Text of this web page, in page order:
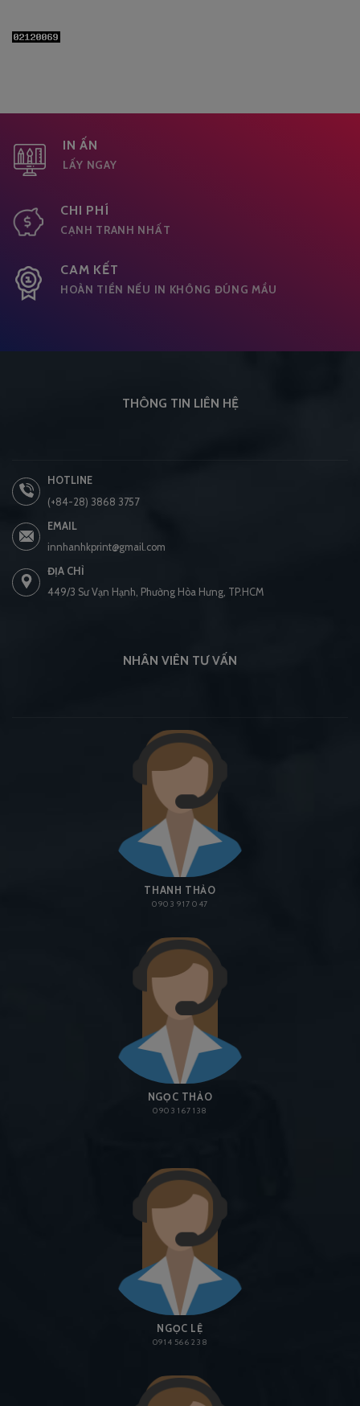
IN ẤN
LẤY NGAY
CHI PHÍ
CẠNH TRANH NHẤT
CAM KẾT
HOÀN TIỀN NẾU IN KHÔNG ĐÚNG MẦU
THÔNG TIN LIÊN HỆ
HOTLINE
(+84-28) 3868 3757
EMAIL
innhanhkprint@gmail.com
ĐỊA CHỈ
449/3 Sư Vạn Hạnh, Phường Hòa Hưng, TP.HCM
NHÂN VIÊN TƯ VẤN
THANH THẢO
0903 917 047
NGỌC THẢO
0903 167 138
NGỌC LỆ
0914 566 238